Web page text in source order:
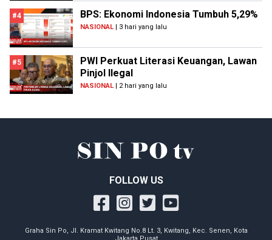
#4 BPS: Ekonomi Indonesia Tumbuh 5,29%
NASIONAL | 3 hari yang lalu
#5
PWI Perkuat Literasi Keuangan, Lawan
Pinjol Ilegal
NASIONAL | 2 hari yang lalu
FOLLOW US
Graha Sin Po, Jl. Kramat Kwitang No.8 Lt. 3, Kwitang, Kec. Senen, Kota